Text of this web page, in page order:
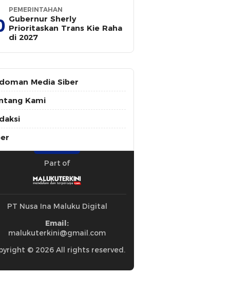
PEMERINTAHAN
Gubernur Sherly
Prioritaskan Trans Kie Raha
di 2027
Media Siber
Kami
Part of
PT Nusa Ina Maluku Digital
Email:
malukuterkini@gmail.com
© 2026 All rights reserved.